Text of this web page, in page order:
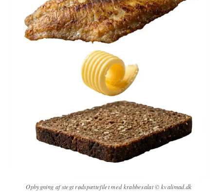
Opbygning af stegt rødspættefilet med krabbesalat © kvalimad.dk